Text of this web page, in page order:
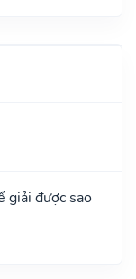
giải được sao